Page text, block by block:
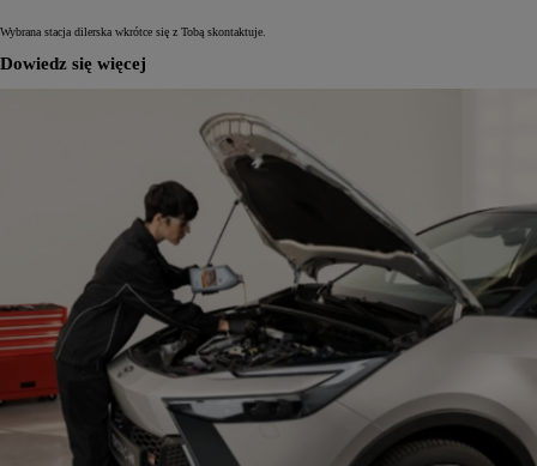
Wybrana stacja dilerska wkrótce się z Tobą skontaktuje.
Dowiedz się więcej